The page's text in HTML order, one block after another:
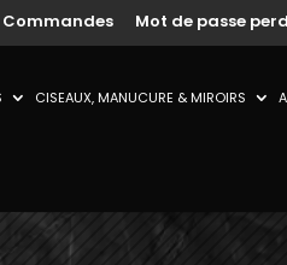
Commandes Mot de passe
CISEAUX, MANUCURE & MIROIRS